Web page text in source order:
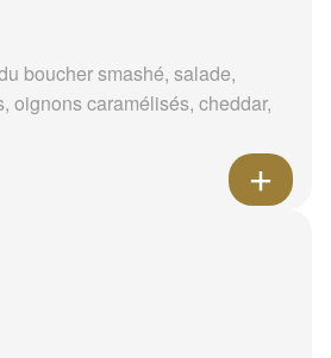
boucher smashé, salade,
oignons caramélisés, cheddar,